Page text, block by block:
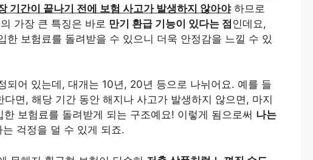
기간이 끝나기 전에 보험 사고가 발생하지 않아야하므로
가장 큰 특징은 바로 만기 환급 기능이 있다는 점 인데요,
한 보험료를 돌려받을 수 있으니 더욱 안정감을 느낄 수 있
되어 있는데, 대개는 10년, 20년 등으로 나뉘어요. 예를 들
다면, 해당 기간 동안 해지나 사고가 발생하지 않으면, 마지
보험료를 돌려받게 되는 구조예요! 이렇게 됨으로써 나는
는 걱정을 덜 수 있게 되죠.